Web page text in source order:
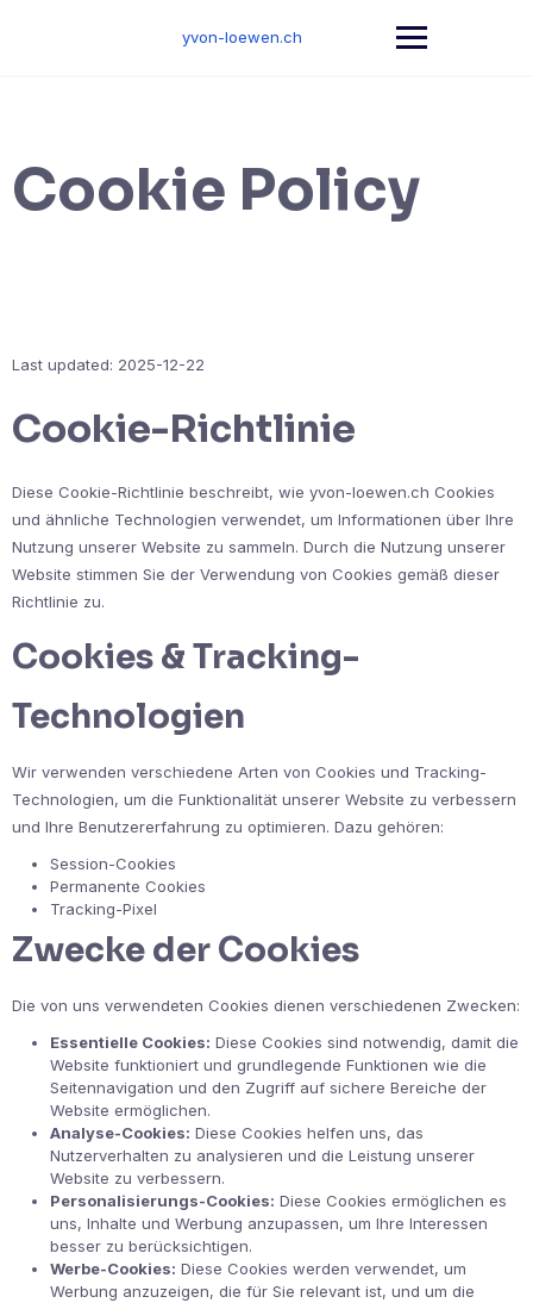
yvon-loewen.ch
Cookie Policy
Last updated: 2025-12-22
Cookie-Richtlinie
Diese Cookie-Richtlinie beschreibt, wie yvon-loewen.ch Cookies
und ähnliche Technologien verwendet, um Informationen über Ihre
Nutzung unserer Website zu sammeln. Durch die Nutzung unserer
Website stimmen Sie der Verwendung von Cookies gemäß dieser
Richtlinie zu.
Cookies & Tracking-
Technologien
Wir verwenden verschiedene Arten von Cookies und Tracking-
Technologien, um die Funktionalität unserer Website zu verbessern
und Ihre Benutzererfahrung zu optimieren. Dazu gehören:
Session-Cookies
Permanente Cookies
Tracking-Pixel
Zwecke der Cookies
Die von uns verwendeten Cookies dienen verschiedenen Zwecken:
Essentielle Cookies: Diese Cookies sind notwendig, damit die
Website funktioniert und grundlegende Funktionen wie die
Seitennavigation und den Zugriff auf sichere Bereiche der
Website ermöglichen.
Analyse-Cookies: Diese Cookies helfen uns, das
Nutzerverhalten zu analysieren und die Leistung unserer
Website zu verbessern.
Personalisierungs-Cookies: Diese Cookies ermöglichen es
uns, Inhalte und Werbung anzupassen, um Ihre Interessen
besser zu berücksichtigen.
Werbe-Cookies: Diese Cookies werden verwendet, um
Werbung anzuzeigen, die für Sie relevant ist, und um die